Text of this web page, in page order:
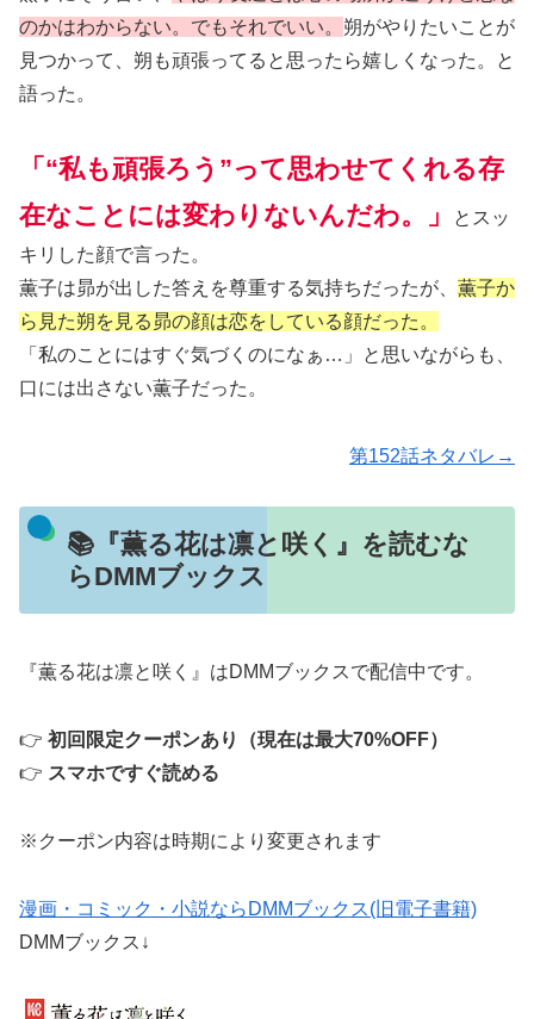
のかはわからない。でもそれでいい。 朔がやりたいことが
見つかって、朔も頑張ってると思ったら嬉しくなった。と
語った。
「“私も頑張ろう”って思わせてくれる存
在なことには変わりないんだわ。」
とスッ
キリした顔で言った。
薫子は昴が出した答えを尊重する気持ちだったが、 薫子か
ら見た朔を見る昴の顔は恋をしている顔だった。
「私のことにはすぐ気づくのになぁ…」と思いながらも、
口には出さない薫子だった。
第152話ネタバレ→
📚『薫る花は凛と咲く』を読むな
らDMMブックス
『薫る花は凛と咲く』はDMMブックスで配信中です。
👉 初回限定クーポンあり（現在は最大70%OFF）
👉 スマホですぐ読める
※クーポン内容は時期により変更されます
漫画・コミック・小説ならDMMブックス(旧電子書籍)
DMMブックス↓